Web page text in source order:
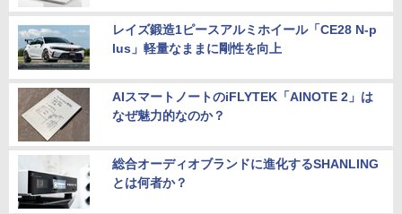
レイズ鍛造1ピースアルミホイール「CE28 N-p
lus」軽量なままに剛性を向上
AIスマートノートのiFLYTEK「AINOTE 2」は
なぜ魅力的なのか？
総合オーディオブランドに進化するSHANLING
とは何者か？